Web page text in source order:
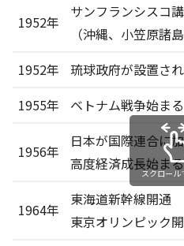
1952年
サンフランシスコ
（沖縄、小笠原諸
1952年
琉球政府が設置さ
1955年
ベトナム戦争始まる
1956年
日本が国際連合に
高度経済成長始まる
1964年
東海道新幹線開通
東京オリンピック
スクロール